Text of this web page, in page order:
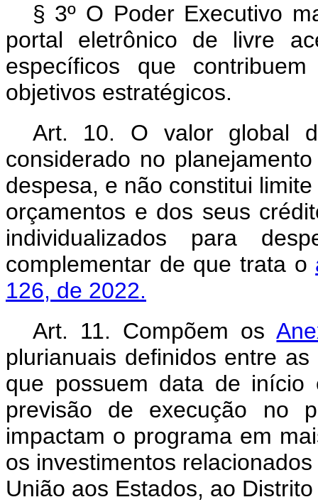
§ 3º O Poder Executivo
portal eletrônico de livre
específicos que
objetivos estratégicos.
Art. 10. O valor global
considerado no
despesa, e não constitui
orçamentos e dos seus
individualizados para
complementar de que trata o
126, de 2022.
Art. 11. Compõem os
plurianuais definidos entre
que possuem data de
previsão de execução no
impactam o programa em
os investimentos
União aos Estados, ao